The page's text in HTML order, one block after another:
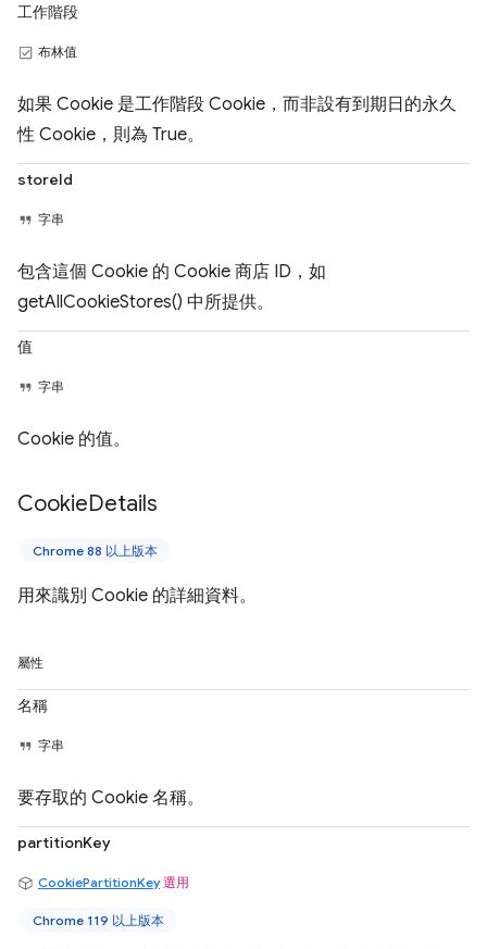
工作階段
布林值
如果 Cookie 是工作階段 Cookie，而非設有到期日的永久
性 Cookie，則為 True。
storeId
字串
包含這個 Cookie 的 Cookie 商店 ID，如
getAllCookieStores() 中所提供。
值
字串
Cookie 的值。
CookieDetails
Chrome 88 以上版本
用來識別 Cookie 的詳細資料。
屬性
名稱
字串
要存取的 Cookie 名稱。
partitionKey
CookiePartitionKey 選用
Chrome 119 以上版本